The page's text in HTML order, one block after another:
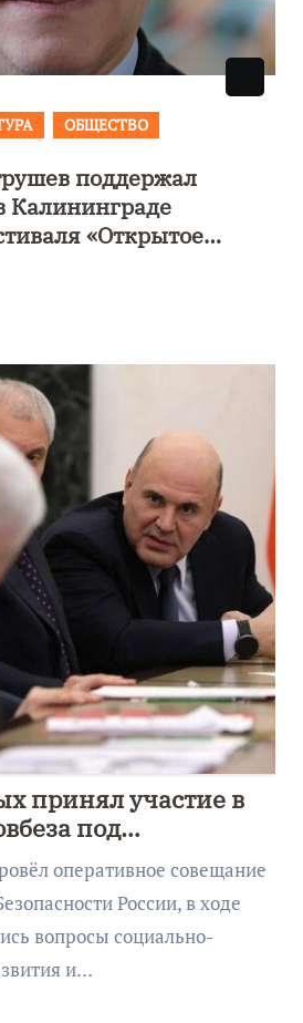
ОБЩЕСТВО
фестиваля
объявили даты
принял участие в
под
оперативное совещание
России, в ходе
вопросы социально-
и…